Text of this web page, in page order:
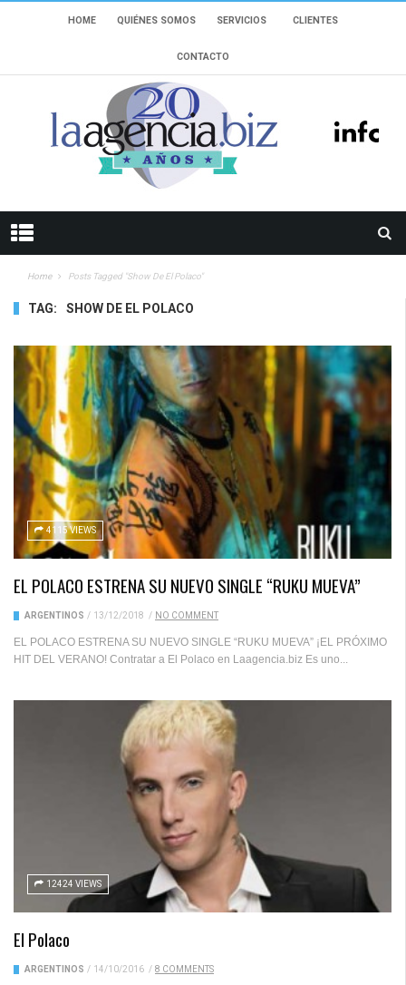
HOME QUIÉNES SOMOS SERVICIOS CLIENTES
CONTACTO
Home Posts Tagged "show De El Polaco"
TAG: SHOW DE EL POLACO
4115 VIEWS
EL POLACO ESTRENA SU NUEVO SINGLE “RUKU MUEVA”
ARGENTINOS / 13/12/2018 / NO COMMENT
EL POLACO ESTRENA SU NUEVO SINGLE “RUKU MUEVA” ¡EL PRÓXIMO
HIT DEL VERANO! Contratar a El Polaco en Laagencia.biz Es uno...
12424 VIEWS
El Polaco
ARGENTINOS / 14/10/2016 / 8 COMMENTS